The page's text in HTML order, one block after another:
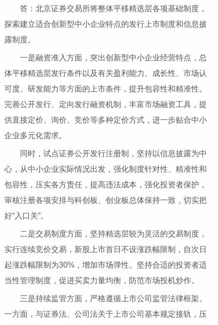
答：北京证券交易所将整体平移精选层各项基础制度，
探索建立适合创新型中小企业特点的发行上市制度和信息披
露制度。
一是融资准入方面，突出创新型中小企业经营特点，总
体平移精选层发行条件以及有关盈利能力、成长性、市场认
可度、研发能力等方面的上市条件，提升包容性和精准性。
完善公开发行、定向发行融资机制，丰富市场融资工具，提
供直接定价、询价、竞价等多种定价方式，进一步贴合中小
企业多元化需求。
同时，试点证券公开发行注册制，坚持以信息披露为中
心，从中小企业实际情况出发，强化制度针对性、精准性和
包容性，压实各方责任，提高违法成本，强化投资者保护，
审核注册各项安排与科创板、创业板总体保持一致，切实把
好“入口关”。
二是交易制度方面，坚持精选层较为灵活的交易制度，
实行连续竞价交易，新股上市首日不设涨跌幅限制，自次日
起涨跌幅限制为30%，增加市场弹性。坚持合适的投资者适
当性管理制度，促进买卖力量均衡，防范市场投机炒作。
三是持续监管方面，严格遵循上市公司监管法律框架。
一方面，与证券法、公司法关于上市公司基本规定接轨，压